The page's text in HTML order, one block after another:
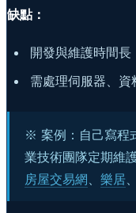
缺點：
開發與維護時間長
需處理伺服器、
※ 案例：自己寫程
業技術團隊定期維
房屋交易網 、樂居